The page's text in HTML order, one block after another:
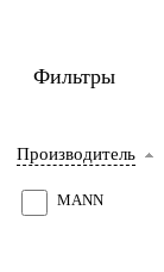
Фильтры
Производитель
MANN